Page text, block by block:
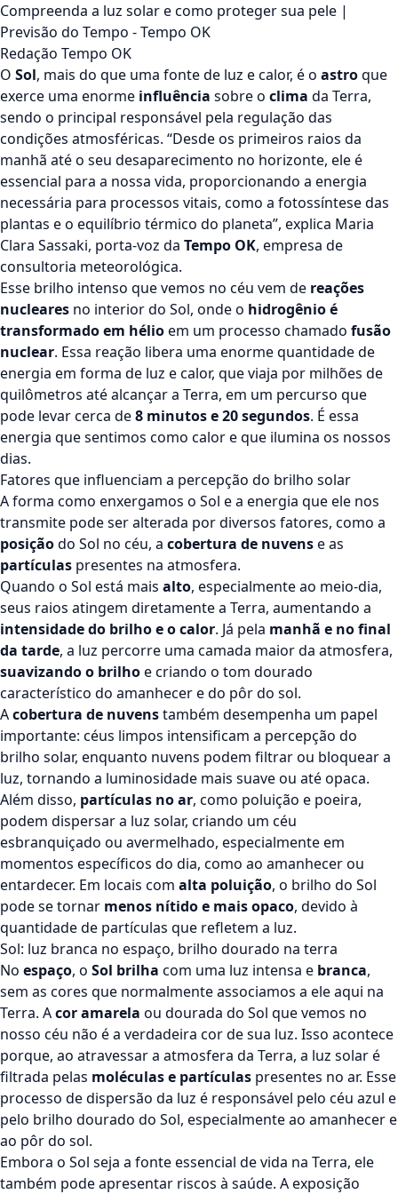
Compreenda a luz solar e como proteger sua pele |
Previsão do Tempo - Tempo OK
Redação Tempo OK
O Sol, mais do que uma fonte de luz e calor, é o astroque
exerce uma enorme influência sobre o clima da Terra,
sendo o principal responsável pela regulação das
condições atmosféricas. “Desde os primeiros raios da
manhã até o seu desaparecimento no horizonte, ele é
essencial para a nossa vida, proporcionando a energia
necessária para processos vitais, como a fotossíntese das
plantas e o equilíbrio térmico do planeta”, explica Maria
Clara Sassaki, porta-voz da Tempo OK, empresa de
consultoria meteorológica.
Esse brilho intenso que vemos no céu vem de reações
nucleares no interior do Sol, onde o hidrogênio é
transformado em hélioem um processo chamado fusão
nuclear. Essa reação libera uma enorme quantidade de
energia em forma de luz e calor, que viaja por milhões de
quilômetros até alcançar a Terra, em um percurso que
pode levar cerca de8 minutos e 20 segundos. É essa
energia que sentimos como calor e que ilumina os nossos
dias.
Fatores que influenciam a percepção do brilho solar
A forma como enxergamos o Sol e a energia que ele nos
transmite pode ser alterada por diversos fatores, como a
posiçãodo Sol no céu, a cobertura de nuvense as
partículas presentes na atmosfera.
Quando o Sol está mais alto, especialmente ao meio-dia,
seus raios atingem diretamente a Terra, aumentando a
intensidade do brilho e o calor. Já pela manhã e no final
da tarde, a luz percorre uma camada maior da atmosfera,
suavizando o brilhoe criando o tom dourado
característico do amanhecer e do pôr do sol.
Acobertura de nuvenstambém desempenha um papel
importante: céus limpos intensificam a percepção do
brilho solar, enquanto nuvens podem filtrar ou bloquear a
luz, tornando a luminosidade mais suave ou até opaca.
Além disso, partículas no ar, como poluição e poeira,
podem dispersar a luz solar, criando um céu
esbranquiçado ou avermelhado, especialmente em
momentos específicos do dia, como ao amanhecer ou
entardecer. Em locais com alta poluição, o brilho do Sol
pode se tornar menos nítido e mais opaco, devido à
quantidade de partículas que refletem a luz.
Sol: luz branca no espaço, brilho dourado na terra
No espaço, o Sol brilha com uma luz intensa e branca,
sem as cores que normalmente associamos a ele aqui na
Terra. Acor amarela ou dourada do Sol que vemos no
nosso céu não é a verdadeira cor de sua luz. Isso acontece
porque, ao atravessar a atmosfera da Terra, a luz solar é
filtrada pelas moléculas e partículas presentes no ar. Esse
processo de dispersão da luz é responsável pelo céu azul e
pelo brilho dourado do Sol, especialmente ao amanhecer e
ao pôr do sol.
Embora o Sol seja a fonte essencial de vida na Terra, ele
também pode apresentar riscos à saúde. A exposição